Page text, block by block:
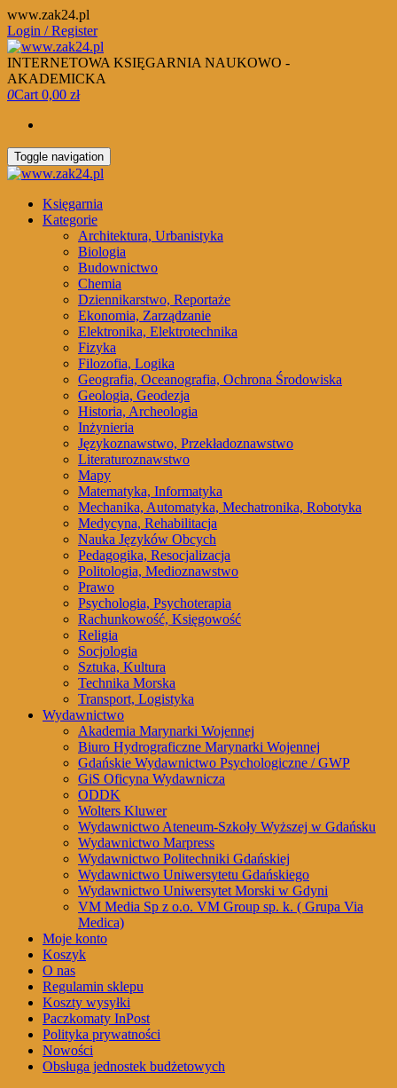
Skip
to
the
content
www.zak24.pl
Login / Register
INTERNETOWA KSIĘGARNIA NAUKOWO -
AKADEMICKA
0Cart 0,00 zł
Toggle navigation
Księgarnia
Kategorie
Architektura, Urbanistyka
Biologia
Budownictwo
Chemia
Dziennikarstwo, Reportaże
Ekonomia, Zarządzanie
Elektronika, Elektrotechnika
Fizyka
Filozofia, Logika
Geografia, Oceanografia, Ochrona Środowiska
Geologia, Geodezja
Historia, Archeologia
Inżynieria
Językoznawstwo, Przekładoznawstwo
Literaturoznawstwo
Mapy
Matematyka, Informatyka
Mechanika, Automatyka, Mechatronika, Robotyka
Medycyna, Rehabilitacja
Nauka Języków Obcych
Pedagogika, Resocjalizacja
Politologia, Medioznawstwo
Prawo
Psychologia, Psychoterapia
Rachunkowość, Księgowość
Religia
Socjologia
Sztuka, Kultura
Technika Morska
Transport, Logistyka
Wydawnictwo
Akademia Marynarki Wojennej
Biuro Hydrograficzne Marynarki Wojennej
Gdańskie Wydawnictwo Psychologiczne / GWP
GiS Oficyna Wydawnicza
ODDK
Wolters Kluwer
Wydawnictwo Ateneum-Szkoły Wyższej w Gdańsku
Wydawnictwo Marpress
Wydawnictwo Politechniki Gdańskiej
Wydawnictwo Uniwersytetu Gdańskiego
Wydawnictwo Uniwersytet Morski w Gdyni
VM Media Sp z o.o. VM Group sp. k. ( Grupa Via
Medica)
Moje konto
Koszyk
O nas
Regulamin sklepu
Koszty wysyłki
Paczkomaty InPost
Polityka prywatności
Nowości
Obsługa jednostek budżetowych